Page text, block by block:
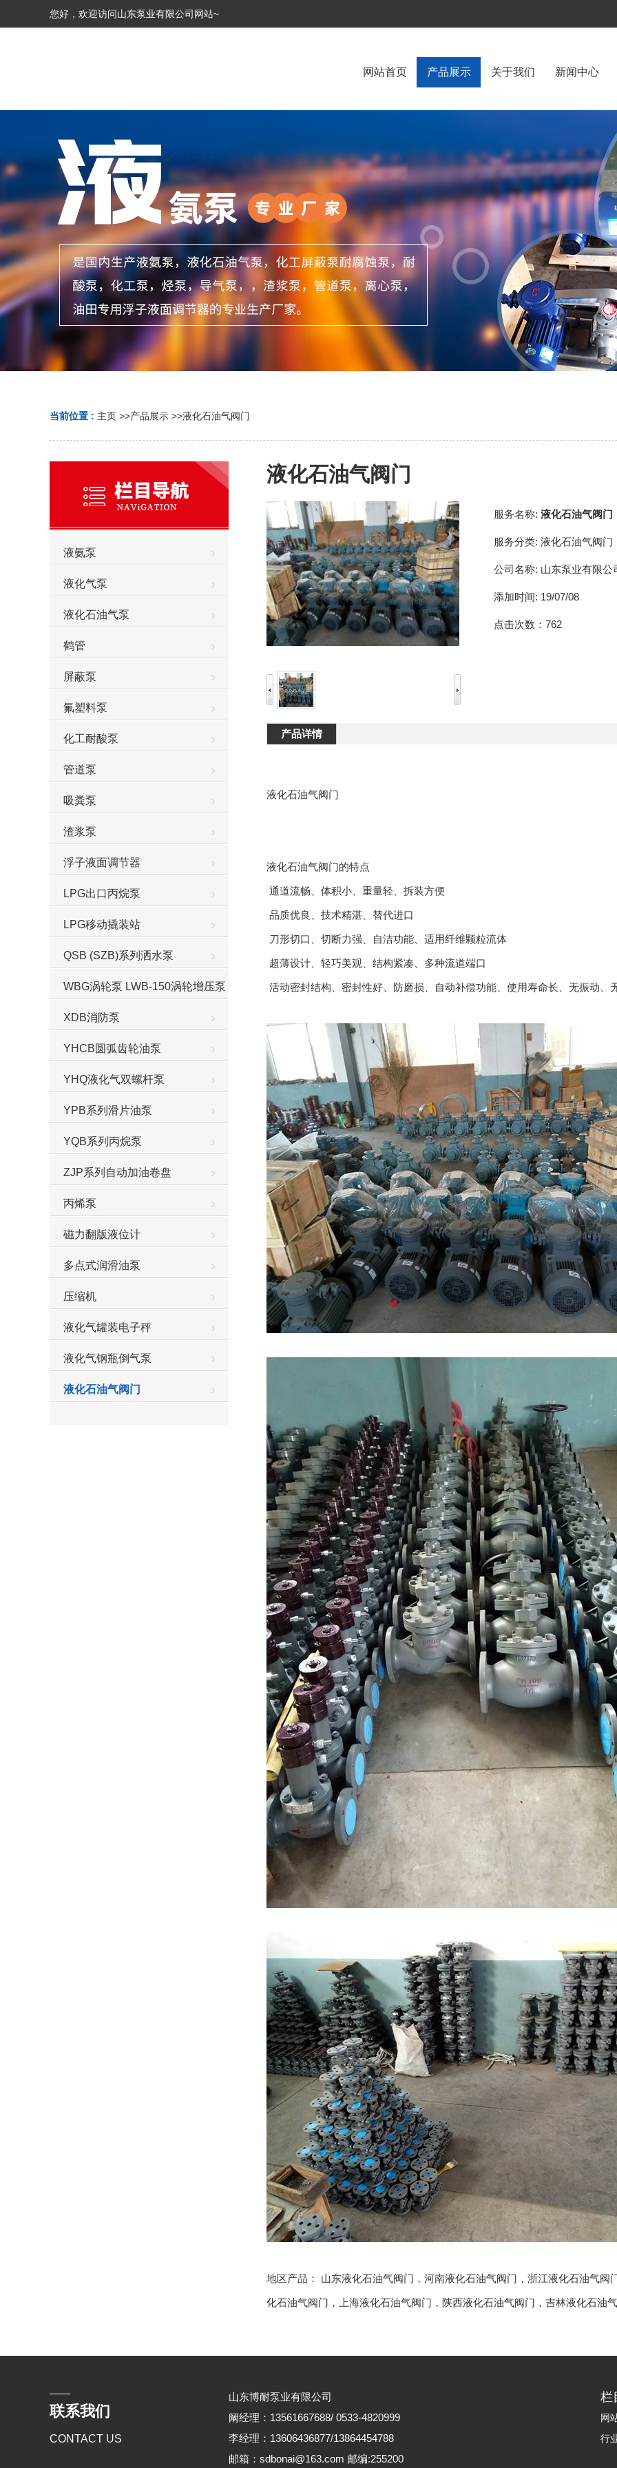
您好，欢迎访问山东泵业有限公司网站~
网站首页 产品展示 关于我们 新闻中心
当前位置 : 主页 >>产品展示 >>液化石油气阀门
液氨泵
液化气泵
液化石油气泵
鹤管
屏蔽泵
氟塑料泵
化工耐酸泵
管道泵
吸粪泵
渣浆泵
浮子液面调节器
LPG出口丙烷泵
LPG移动撬装站
QSB (SZB)系列洒水泵
WBG涡轮泵 LWB-150涡轮增压泵
XDB消防泵
YHCB圆弧齿轮油泵
YHQ液化气双螺杆泵
YPB系列滑片油泵
YQB系列丙烷泵
ZJP系列自动加油卷盘
丙烯泵
磁力翻版液位计
多点式润滑油泵
压缩机
液化气罐装电子秤
液化气钢瓶倒气泵
液化石油气阀门
液化石油气阀门
服务名称: 液化石油气阀门
服务分类: 液化石油气阀门
公司名称: 山东泵业有限公
添加时间: 19/07/08
点击次数： 762
产品详情
液化石油气阀门
液化石油气阀门的特点
通道流畅、体积小、重量轻、拆装方便
品质优良、技术精湛、替代进口
刀形切口、切断力强、自洁功能、适用纤维颗粒流体
超薄设计、轻巧美观、结构紧凑、多种流道端口
活动密封结构、密封性好、防磨损、自动补偿功能、使用寿命长、无振动、
地区产品： 山东液化石油气阀门 ， 河南液化石油气阀门 ， 浙江液化石油气阀
化石油气阀门 ， 上海液化石油气阀门 ， 陕西液化石油气阀门 ， 吉林液化石油
联系我们
CONTACT US
山东博耐泵业有限公司
阚经理：13561667688/ 0533-4820999
李经理：13606436877/13864454788
邮箱：sdbonai@163.com 邮编:255200
栏
网
行